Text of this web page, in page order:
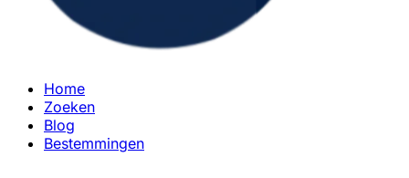
Home
Zoeken
Blog
Bestemmingen